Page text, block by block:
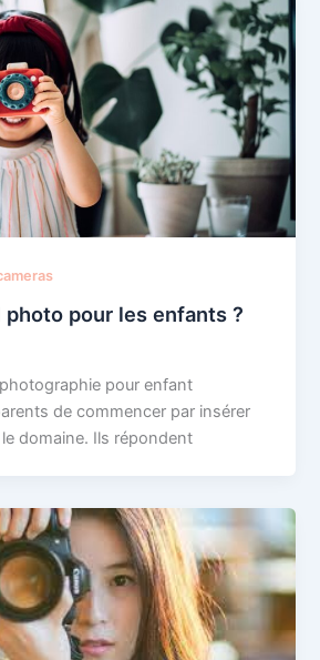
photo pour les enfants ?
pour enfant
de commencer par insérer
domaine. Ils répondent